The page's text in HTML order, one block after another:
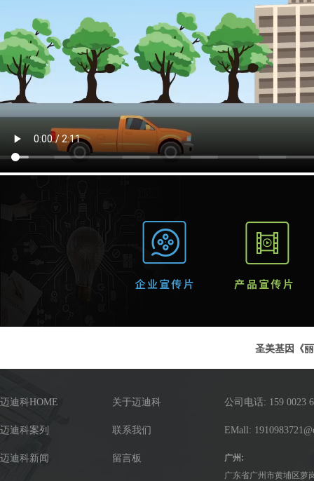
圣美基因《
迈迪科HOME
迈迪科案列
迈迪科新闻
关于迈迪科
联系我们
留言板
公司电话: 159 0023
EMall:
广州:
广东省广州市黄埔区萝